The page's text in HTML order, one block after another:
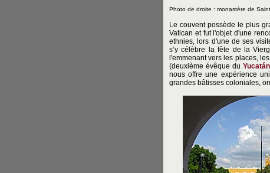
Photo de droite : monastère de
Le couvent possède le plus
Vatican et fut l'objet d'une
ethnies, lors d'une de ses
s’y célèbre la fête de la
l'emmenant vers les places,
(deuxième évêque duYucatán
nous offre une expérience
grandes bâtisses coloniales,